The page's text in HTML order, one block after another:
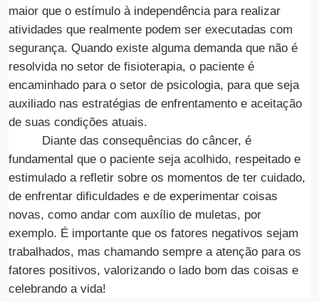
maior que o estímulo à independência para realizar
atividades que realmente podem ser executadas com
segurança. Quando existe alguma demanda que não é
resolvida no setor de fisioterapia, o paciente é
encaminhado para o setor de psicologia, para que seja
auxiliado nas estratégias de enfrentamento e aceitação
de suas condições atuais.
Diante das consequências do câncer, é
fundamental que o paciente seja acolhido, respeitado e
estimulado a refletir sobre os momentos de ter cuidado,
de enfrentar dificuldades e de experimentar coisas
novas, como andar com auxílio de muletas, por
exemplo. É importante que os fatores negativos sejam
trabalhados, mas chamando sempre a atenção para os
fatores positivos, valorizando o lado bom das coisas e
celebrando a vida!